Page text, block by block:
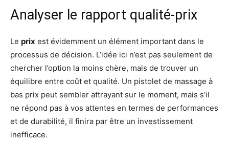
Analyser le rapport qualité-prix
Le prix est évidemment un élément important dans le
processus de décision. L’idée ici n’est pas seulement de
chercher l’option la moins chère, mais de trouver un
équilibre entre coût et qualité. Un pistolet de massage à
bas prix peut sembler attrayant sur le moment, mais s’il
ne répond pas à vos attentes en termes de performances
et de durabilité, il finira par être un investissement
inefficace.